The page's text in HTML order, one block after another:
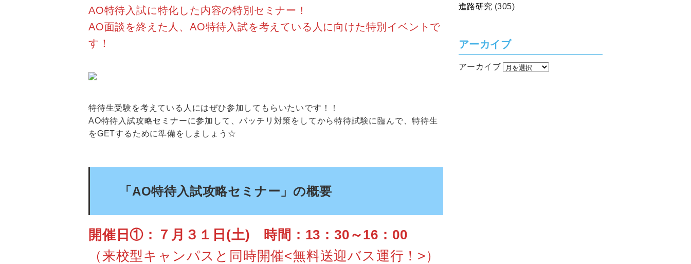
AO特待入試に特化した内容の特別セミナー！
AO面談を終えた人、AO特待入試を考えている人に向けた特別イベントで
す！
特待生受験を考えている人にはぜひ参加してもらいたいです！！
AO特待入試攻略セミナーに参加して、バッチリ対策をしてから特待試験に臨んで、特待生
をGETするために準備をしましょう☆
「AO特待入試攻略セミナー 」の概要
開催日①：７月３１日(土)
時間：13：30～16：00
（来校型キャンパスと同時開催<無料送迎バス運行！>）
進路研究 (305)
アーカイブ
アーカイブ